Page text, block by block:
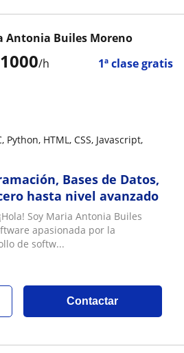
/h 1ª clase gratis
Antonia Builes Moreno
Python, HTML, CSS, Javascript,
Bases de Datos,
hasta nivel avanzado
Soy Maria Antonia Builes
apasionada por la
de softw...
Contactar